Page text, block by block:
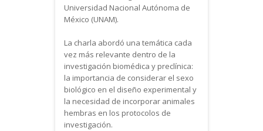
Universidad Nacional Autónoma de
México (UNAM).
La charla abordó una temática cada
vez más relevante dentro de la
investigación biomédica y preclínica:
la importancia de considerar el sexo
biológico en el diseño experimental y
la necesidad de incorporar animales
hembras en los protocolos de
investigación.